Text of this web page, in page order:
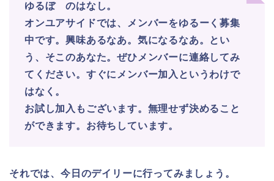
ゆるぼ のはなし。
オンユアサイドでは、メンバーをゆるーく募集
中です。興味あるなあ。気になるなあ。とい
う、そこのあなた。ぜひメンバーに連絡してみ
てください。 すぐにメンバー加入というわけで
はなく。
お試し加入もございます。無理せず決めること
ができます。 お待ちしています。
それでは、今日のデイリーに行ってみましょう。